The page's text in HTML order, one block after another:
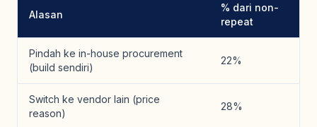
Alasan
% dari non-
repeat
Pindah ke in-house procurement
(build sendiri)
22%
Switch ke vendor lain (price
reason)
28%